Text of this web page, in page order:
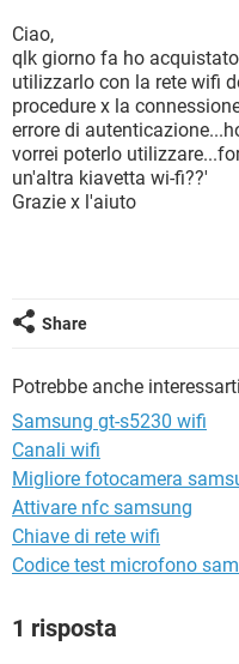
HARDWARE
INSTAGRAM
TIKTOK
HARDWARE
iOS
INSTAGRAM
TIKTOK
HARDWARE
COVID-19
INTRATTENIMENTO
iOS
INSTAGRAM
TIKTOK
Ciao,
qlk giorno fa ho
utilizzarlo con la rete wifi
procedure x la
errore di
vorrei poterlo
un'altra kiavetta wi-fi??'
Grazie x l'aiuto
Share
Potrebbe anche
Samsung gt-s5230 wifi
Canali wifi
Migliore fotocamera
Attivare nfc samsung
Chiave di rete wifi
Codice test microfono
1 risposta